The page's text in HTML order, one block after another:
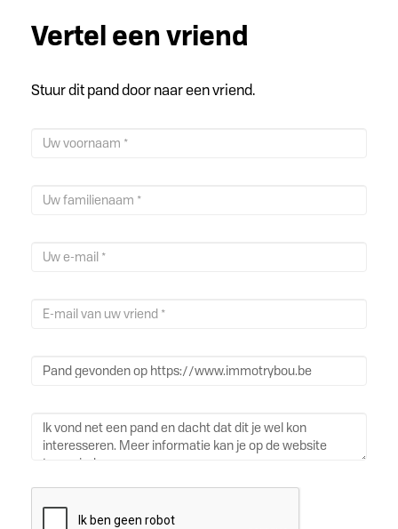
Vertel een vriend
Stuur dit pand door naar een vriend.